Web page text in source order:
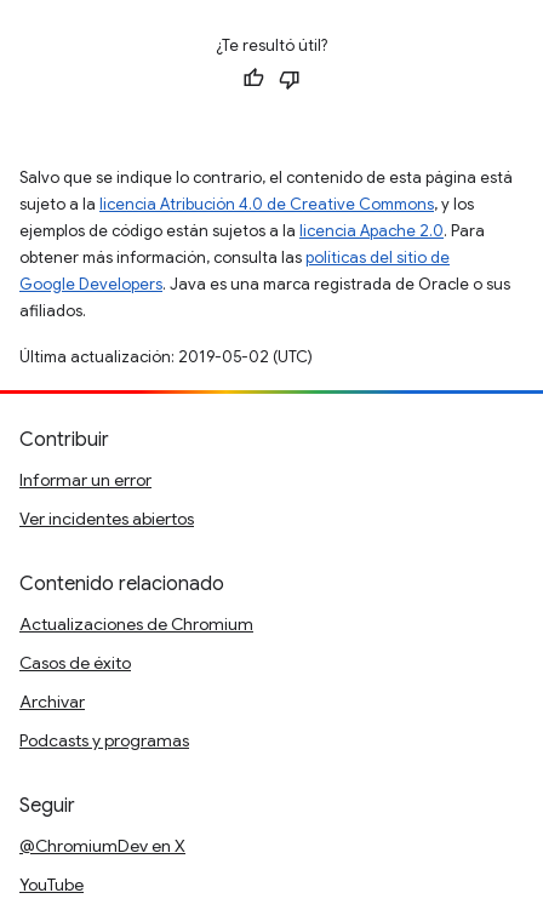
¿Te resultó útil?
Salvo que se indique lo contrario, el contenido de esta página está
sujeto a la licencia Atribución 4.0 de Creative Commons, y los
ejemplos de código están sujetos a la licencia Apache 2.0. Para
obtener más información, consulta laspolíticas del sitio de
Google Developers. Java es una marca registrada de Oracle o sus
afiliados.
Última actualización: 2019-05-02 (UTC)
Contribuir
Informar un error
Ver incidentes abiertos
Contenido relacionado
Actualizaciones de Chromium
Casos de éxito
Archivar
Podcasts y programas
Seguir
@ChromiumDev en X
YouTube